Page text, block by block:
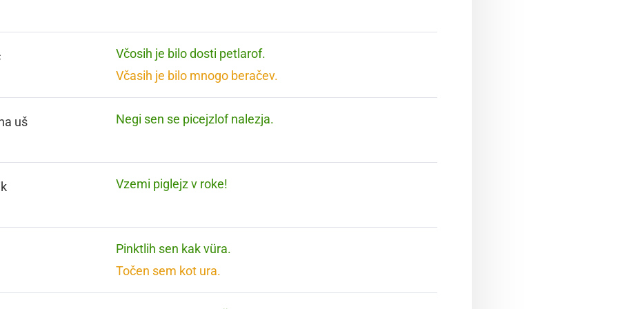
Včosih je bilo dosti petlarof.
Včasih je bilo mnogo beračev.
uš Negi sen se picejzlof nalezja.
Vzemi piglejz v roke!
Pinktlih sen kak vüra.
Točen sem kot ura.